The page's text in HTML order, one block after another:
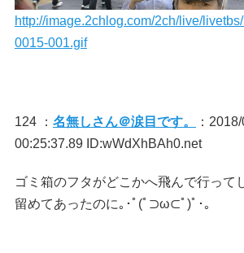
http://image.2chlog.com/2ch/live/
0015-001.gif
124 ： 名無しさん＠涙目です。
：
00:25:37.89 ID:wWdXhBAh0.net
ゴミ箱のフタがどこかへ飛んで行って
留めてあったのに｡･ﾟ(ﾟ⊃ω⊂ﾟ)ﾟ･｡